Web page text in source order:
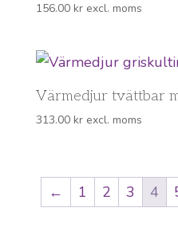
156.00 krexcl. moms
Värmedjur tvättbar
313.00 krexcl. moms
← 1 2 3 4